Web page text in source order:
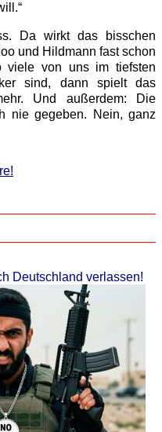
Da wirkt das bisschen
und Hildmann fast schon
viele von uns im tiefsten
sind, dann spielt das
Und außerdem: Die
nie gegeben. Nein, ganz
Deutschland verlassen!